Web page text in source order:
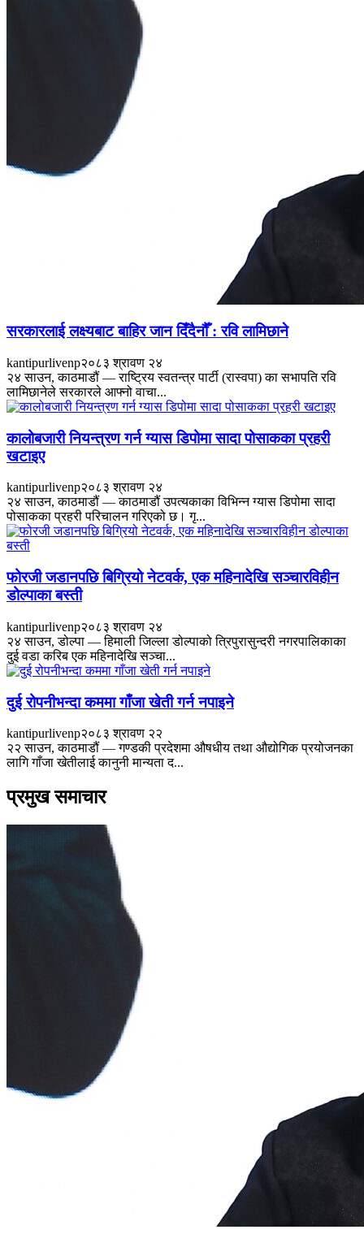
सरकारलाई लक्ष्यबाट बाहिर जान दिँदैनौँ : रवि लामिछाने
kantipurlivenp२०८३ श्रावण २४
२४ साउन, काठमाडौं — राष्ट्रिय स्वतन्त्र पार्टी (रास्वपा) का सभापति रवि
लामिछानेले सरकारले आफ्नो वाचा...
कालोबजारी नियन्त्रण गर्न ग्यास डिपोमा सादा पोसाकका प्रहरी
खटाइए
kantipurlivenp२०८३ श्रावण २४
२४ साउन, काठमाडौं — काठमाडौं उपत्यकाका विभिन्न ग्यास डिपोमा सादा
पोसाकका प्रहरी परिचालन गरिएको छ। गृ...
फोरजी जडानपछि बिग्रियो नेटवर्क, एक महिनादेखि सञ्चारविहीन
डोल्पाका बस्ती
kantipurlivenp२०८३ श्रावण २४
२४ साउन, डोल्पा — हिमाली जिल्ला डोल्पाको त्रिपुरासुन्दरी नगरपालिकाका
दुई वडा करिब एक महिनादेखि सञ्चा...
दुई रोपनीभन्दा कममा गाँजा खेती गर्न नपाइने
kantipurlivenp२०८३ श्रावण २२
२२ साउन, काठमाडौं — गण्डकी प्रदेशमा औषधीय तथा औद्योगिक प्रयोजनका
लागि गाँजा खेतीलाई कानुनी मान्यता द...
प्रमुख समाचार